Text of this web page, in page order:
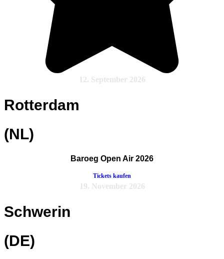
12. September 2026
Rotterdam
(NL)
Baroeg Open Air 2026
Tickets kaufen
19. November 2026
Schwerin
(DE)